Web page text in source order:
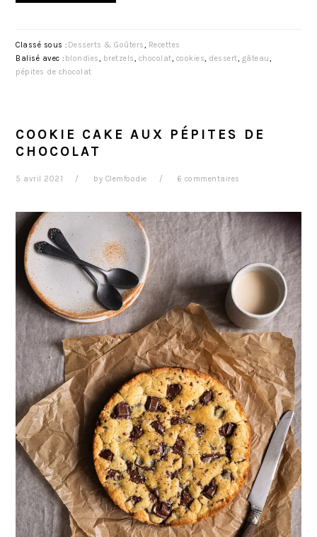
Classé sous : Desserts & Goûters, Recettes
Balisé avec : blondies, bretzels, chocolat, cookies, dessert, gâteau,
pépites de chocolat
COOKIE CAKE AUX PÉPITES DE
CHOCOLAT
5 avril 2021 by Clemfoodie 6 commentaires